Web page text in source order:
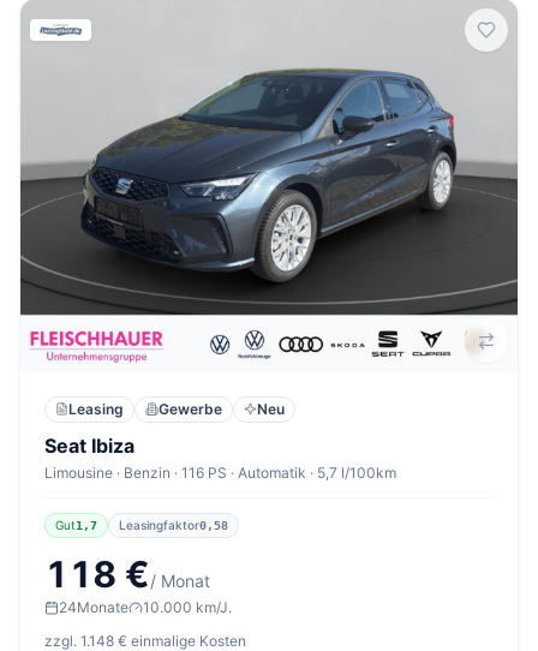
Leasing Gewerbe Neu
Seat Ibiza
Limousine · Benzin · 116 PS · Automatik · 5,7 l/100km
Gut1,7 Leasingfaktor0,58
118 €/ Monat
24Monate
10.000 km/J.
zzgl. 1.148 € einmalige Kosten